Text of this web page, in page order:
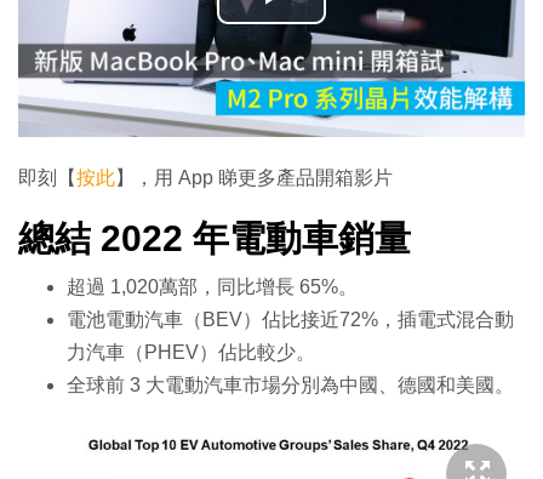
播
放
影
片
即刻【按此】，用 App 睇更多產品開箱影片
總結 2022 年電動車銷量
超過 1,020萬部，同比增長 65%。
電池電動汽車（BEV）佔比接近72%，插電式混合動
力汽車（PHEV）佔比較少。
全球前 3 大電動汽車市場分別為中國、德國和美國。